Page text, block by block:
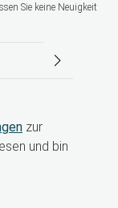
Sie keine Neuigkeit
zur
und bin